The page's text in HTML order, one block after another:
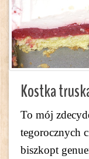
Kostka
To mój
tegorocznych
biszkopt